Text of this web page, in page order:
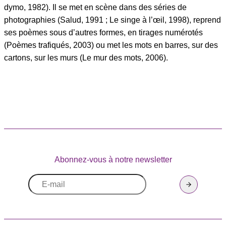
dymo, 1982). Il se met en scène dans des séries de
photographies (Salud, 1991 ; Le singe à l’œil, 1998), reprend
ses poèmes sous d’autres formes, en tirages numérotés
(Poèmes trafiqués, 2003) ou met les mots en barres, sur des
cartons, sur les murs (Le mur des mots, 2006).
Abonnez-vous à notre newsletter